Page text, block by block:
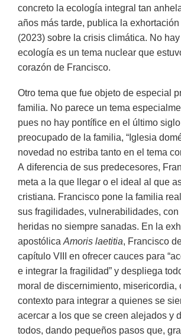
concreto la ecología integral tan
años más tarde, publica la exhortación
(2023) sobre la crisis climática. No
ecología es un tema nuclear que
corazón de Francisco.
Otro tema que fue objeto de especial
familia. No parece un tema
pues no hay pontífice en el último
preocupado de la familia, “Iglesia
novedad no estriba tanto en el tema
A diferencia de sus predecesores,
meta a la que llegar o el ideal al que
cristiana. Francisco pone la familia
sus fragilidades, vulnerabilidades, con
heridas no siempre sanadas. En la
apostólica Amoris laetitia, Francisco
capítulo VIII en ofrecer cauces para
e integrar la fragilidad” y despliega
moral de discernimiento, misericordia,
contexto para integrar a quienes se
acercar a los que se creen alejados y
todos, dando pequeños pasos que,